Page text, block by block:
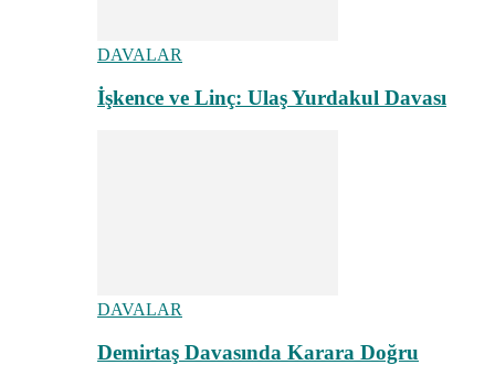
DAVALAR
İşkence ve Linç: Ulaş Yurdakul Davası
DAVALAR
Demirtaş Davasında Karara Doğru